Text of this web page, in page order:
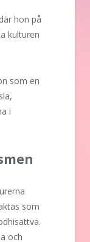
hon på
kulturen
som en
i
som
och